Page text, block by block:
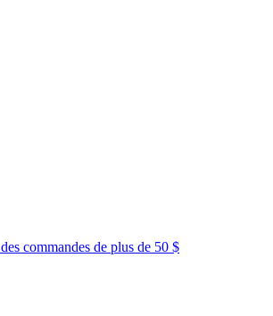
des commandes de plus de 50 $